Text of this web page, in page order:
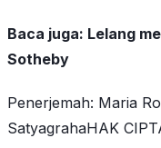
Baca juga: Lelang
Sotheby
Penerjemah: Maria
SatyagrahaHAK